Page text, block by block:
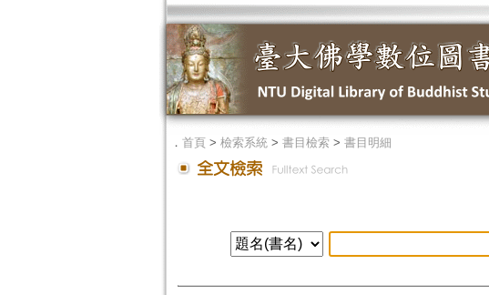
． 首頁> 檢索系統> 書目檢索> 書目明細